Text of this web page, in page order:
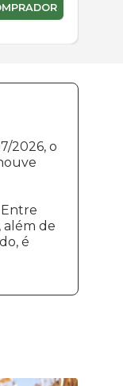
2026, o
Entre
além de
é